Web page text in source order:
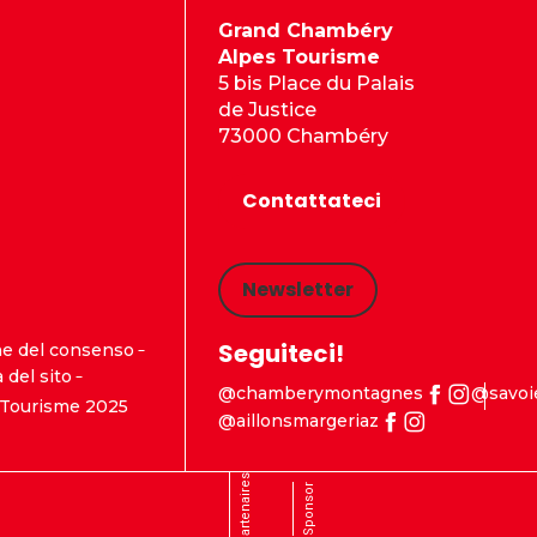
del consenso
del sito
2025
Grand Chambéry
Alpes Tourisme
5 bis Place du Palais
de Justice
73000 Chambéry
Contattateci
Newsletter
Seguiteci!
@chamberymontagnes
@aillonsmargeriaz
Partenaires Sponsor